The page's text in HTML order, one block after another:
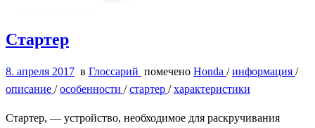
Стартер
8. апреля 2017 в Глоссарий помечено Honda /информация /
описание /особенности /стартер /характеристики
Стартер, — устройство, необходимое для раскручивания